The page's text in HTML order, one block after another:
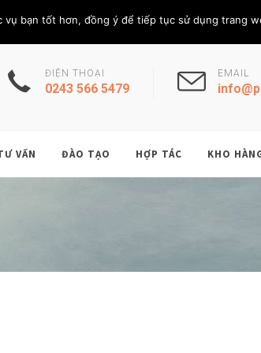
Thứ Sáu, 7/8/
ĐIỆN THOẠI
0243 566 5479
EMAIL
VẤN ĐÀO TẠO HỢP TÁC KHO
vụ bạn tốt hơn, đồng ý để tiếp tục sử dụng trang